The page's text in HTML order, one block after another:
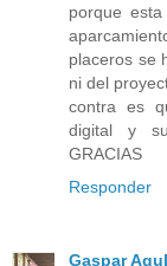
porque
placeros se
ni del
contra es
digital y
GRACIAS
Responder
Gaspar